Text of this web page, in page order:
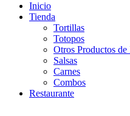
Inicio
Tienda
Tortillas
Totopos
Otros Productos
Salsas
Carnes
Combos
Restaurante